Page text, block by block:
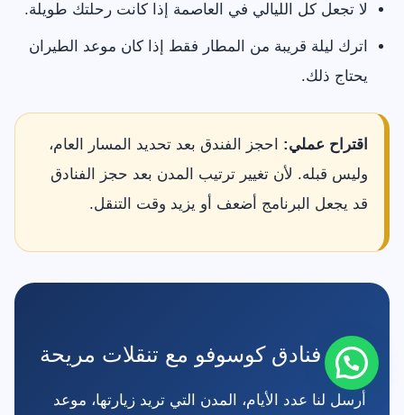
لا تجعل كل الليالي في العاصمة إذا كانت رحلتك طويلة.
اترك ليلة قريبة من المطار فقط إذا كان موعد الطيران
يحتاج ذلك.
اقتراح عملي: احجز الفندق بعد تحديد المسار العام،
وليس قبله. لأن تغيير ترتيب المدن بعد حجز الفنادق
قد يجعل البرنامج أضعف أو يزيد وقت التنقل.
رتب فنادق كوسوفو مع تنقلات مريحة
أرسل لنا عدد الأيام، المدن التي تريد زيارتها، موعد